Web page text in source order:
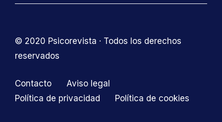
© 2020 Psicorevista · Todos los derechos
reservados
Contacto
Aviso legal
Política de privacidad
Política de cookies